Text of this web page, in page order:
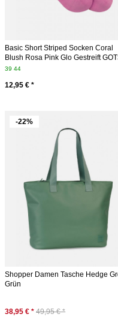
Basic Short Striped Socken Coral
Blush Rosa Pink Glo Gestreift
3944
12,95 € *
-22%
Shopper Damen Tasche Hedge
Grün
38,95 € * 49,95 € *